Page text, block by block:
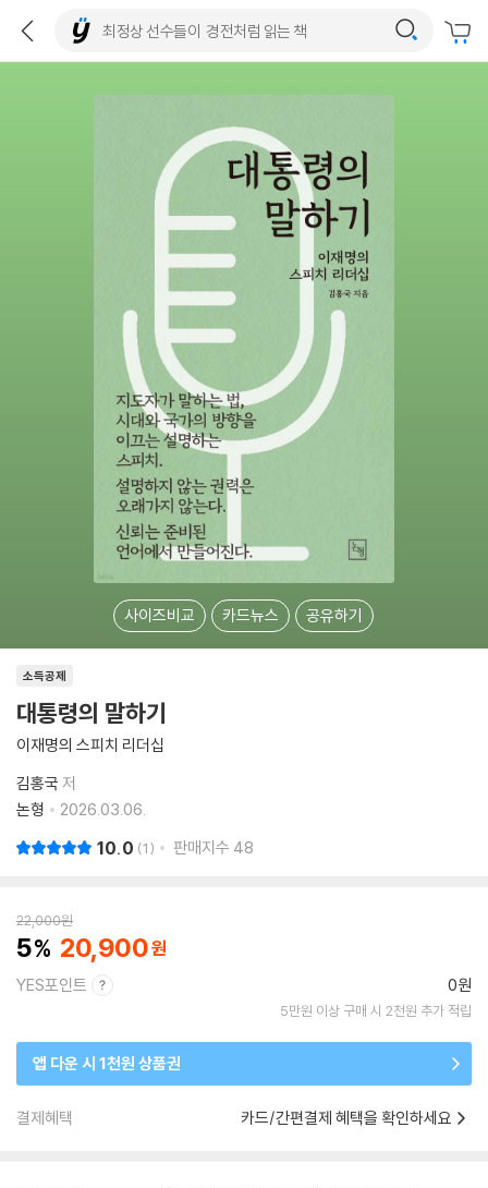
사이즈비교 카드뉴스 공유하기
소득공제
대통령의 말하기
이재명의 스피치 리더십
김홍국 저
논형
2026.03.06.
10.0 1 판매지수 48
22,000원
5 20,900
YES포인트 0원
5만원 이상 구매 시 2천원 추가 적립
앱 다운 시 1천원 상품권
결제혜택 카드/간편결제 혜택을 확인하세요